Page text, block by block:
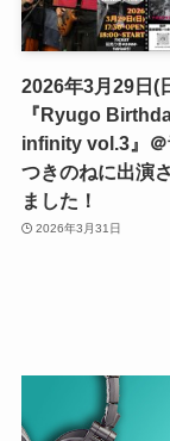
2026年3月29日(
『Ryugo
infinity vol.3』
つきのねに出演
ました！
2026年3月31日